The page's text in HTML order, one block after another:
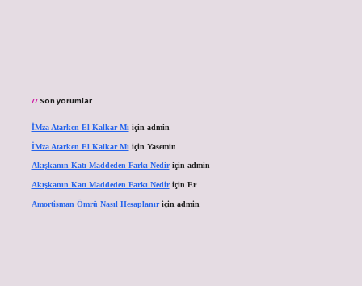
Son yorumlar
İMza Atarken El Kalkar Mıiçin admin
İMza Atarken El Kalkar Mıiçin Yasemin
Akışkanın Katı Maddeden Farkı Nediriçin admin
Akışkanın Katı Maddeden Farkı Nediriçin Er
Amortisman Ömrü Nasıl Hesaplanıriçin admin